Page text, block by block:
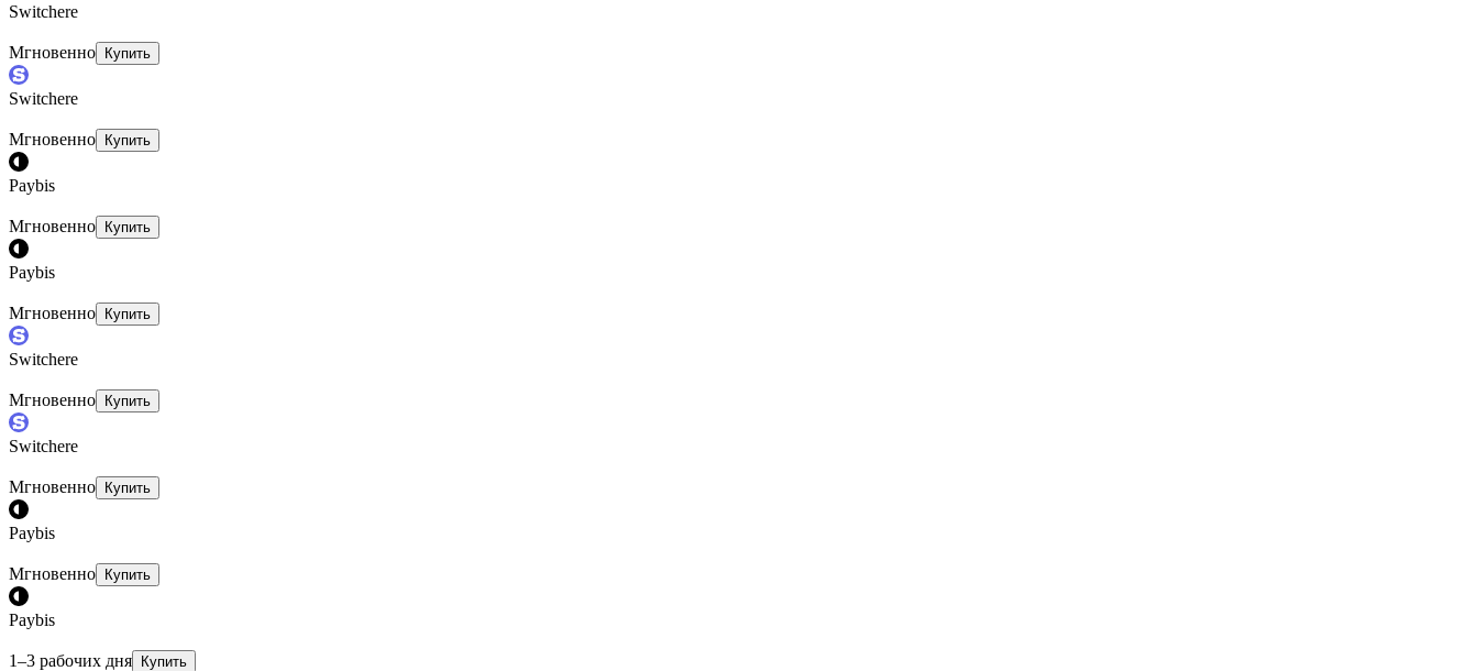
Switchere
Мгновенно Купить
Switchere
Мгновенно Купить
Paybis
Мгновенно Купить
Paybis
Мгновенно Купить
Switchere
Мгновенно Купить
Switchere
Мгновенно Купить
Paybis
Мгновенно Купить
Paybis
1–3 рабочих дня Купить